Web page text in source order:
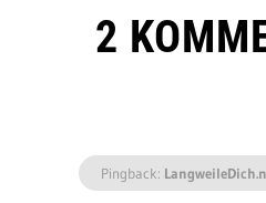
2
Pingback: